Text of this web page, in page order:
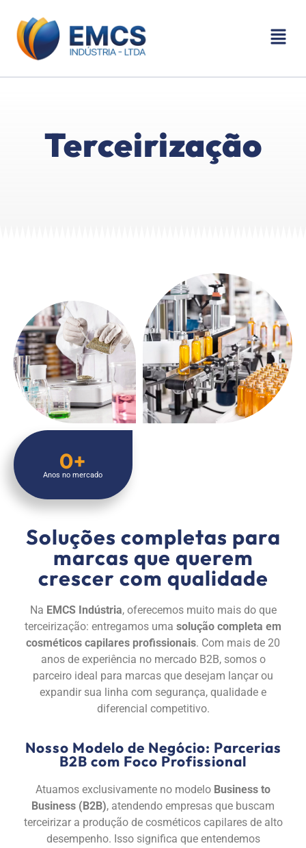
Terceirização
Anos no mercado
0+
Soluções completas para
marcas que querem
crescer com qualidade
Na EMCS Indústria, oferecemos muito mais do que
terceirização: entregamos uma solução completa em
cosméticos capilares profissionais. Com mais de 20
anos de experiência no mercado B2B, somos o
parceiro ideal para marcas que desejam lançar ou
expandir sua linha com segurança, qualidade e
diferencial competitivo.
Nosso Modelo de Negócio: Parcerias
B2B com Foco Profissional
Atuamos exclusivamente no modelo Business to
Business (B2B), atendendo empresas que buscam
terceirizar a produção de cosméticos capilares de alto
desempenho. Isso significa que entendemos